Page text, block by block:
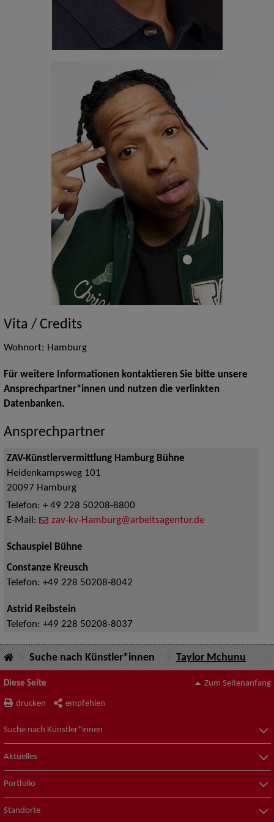
Vita / Credits
Wohnort: Hamburg
Für weitere Informationen kontaktieren Sie bitte unsere
Ansprechpartner*innen und nutzen die verlinkten
Datenbanken.
Ansprechpartner
ZAV-Künstlervermittlung Hamburg Bühne
Heidenkampsweg 101
20097 Hamburg
Telefon: + 49 228 50208-8800
E-Mail:
zav-kv-Hamburg@arbeitsagentur.de
Schauspiel Bühne
Constanze Kreusch
Telefon: +49 228 50208-8042
Astrid Reibstein
Telefon: +49 228 50208-8037
Suche nach Künstler*innen Taylor Mchunu
Diese Seite
drucken empfehlen
Zum Seitenanfang
Suche nach Künstler*innen
Aktuelles
Portfolio
Standorte